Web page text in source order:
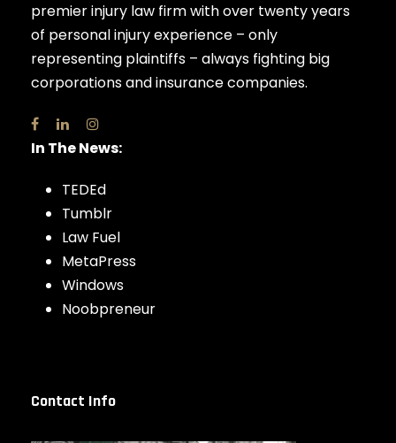
premier injury law firm with over twenty years
of personal injury experience – only
representing plaintiffs – always fighting big
corporations and insurance companies.
In The News:
TEDEd
Tumblr
Law Fuel
MetaPress
Windows
Noobpreneur
Contact Info